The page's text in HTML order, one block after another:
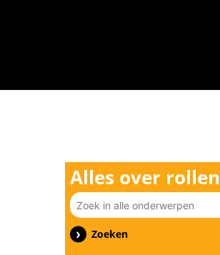
Alles over rollen
Zoeken